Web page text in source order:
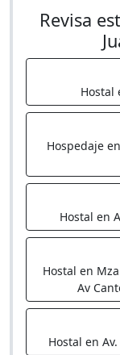
Revisa
Hostal
Hospedaje
Hostal en
Hostal en
Av
Hostal en